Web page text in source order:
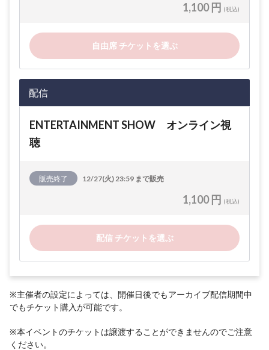
1,100 円 (税込)
自由席 チケットを選ぶ
配信
ENTERTAINMENT SHOW オンライン視
聴
販売終了 12/27(火) 23:59 まで販売
1,100 円 (税込)
配信 チケットを選ぶ
※主催者の設定によっては、開催日後でもアーカイブ配信期間中
でもチケット購入が可能です。
※本イベントのチケットは譲渡することができませんのでご注意
ください。